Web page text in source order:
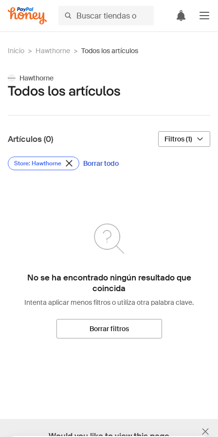
Inicio > Hawthorne > Todos los artículos
Hawthorne
Todos los artículos
Artículos (0) Filtros (1)
Store: Hawthorne Borrar todo
No se ha encontrado ningún resultado que
coincida
Intenta aplicar menos filtros o utiliza otra palabra clave.
Borrar filtros